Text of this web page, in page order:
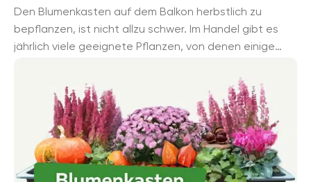
Den Blumenkasten auf dem Balkon herbstlich zu
bepflanzen, ist nicht allzu schwer. Im Handel gibt es
jährlich viele geeignete Pflanzen, von denen einige